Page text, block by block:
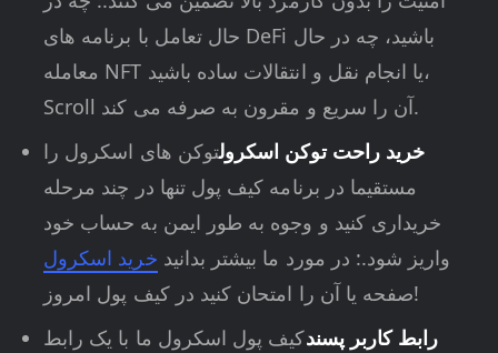
حال تعامل با برنامه های DeFi باشید، چه در حال
معامله NFT یا انجام نقل و انتقالات ساده باشید،
Scroll آن را سریع و مقرون به صرفه می کند.
خرید راحت توکن اسکرولتوکن های اسکرول را
مستقیما در برنامه کیف پول تنها در چند مرحله
خریداری کنید و وجوه به طور ایمن به حساب خود
واریز شود.: در مورد ما بیشتر بدانید خرید اسکرول
صفحه یا آن را امتحان کنید در کیف پول امروز!
رابط کاربر پسندکیف پول اسکرول ما با یک رابط